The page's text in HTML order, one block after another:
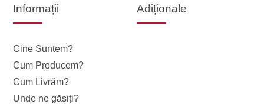
Informații
Cine Suntem?
Cum Producem?
Cum Livrăm?
Unde ne găsiți?
Adiționale